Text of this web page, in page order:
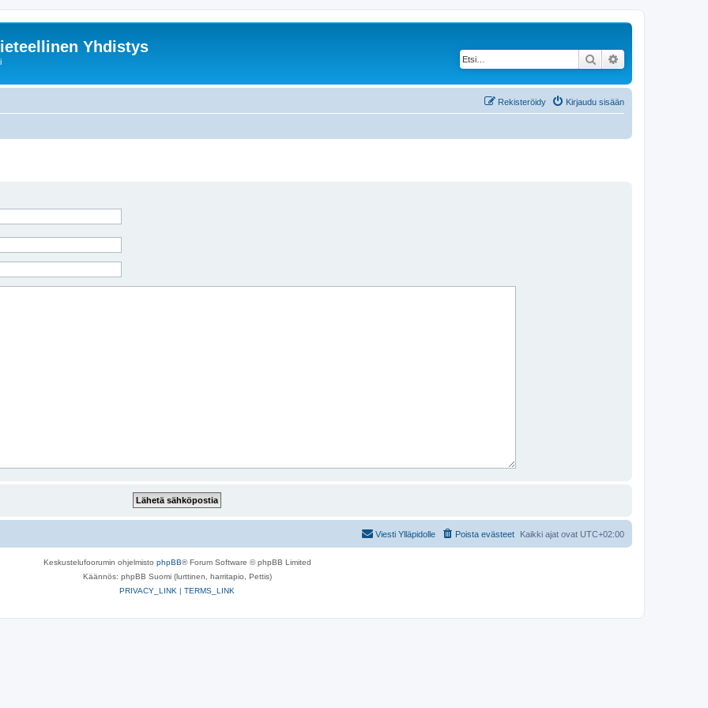
Yhdistys
Etsi
Kirjaudu sisään
Rekisteröidy
Kaikki ajat ovat UTC+02:00
Poista evästeet
Viesti Ylläpidolle
Keskustelufoorumin ohjelmisto phpBB® Forum Software © phpBB Limited
Käännös: phpBB Suomi (lurttinen, harritapio, Pettis)
PRIVACY_LINK | TERMS_LINK